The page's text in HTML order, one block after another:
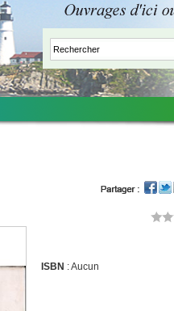
ISBN : Aucun